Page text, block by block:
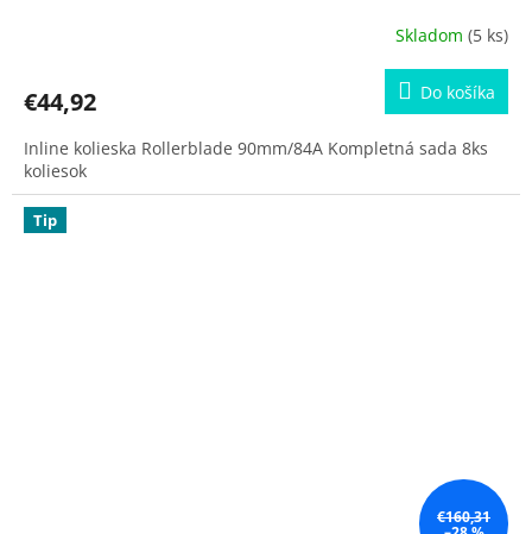
Skladom (5 ks)
€44,92 Do košíka
Inline kolieska Rollerblade 90mm/84A Kompletná sada 8ks
koliesok
Tip
€160,31